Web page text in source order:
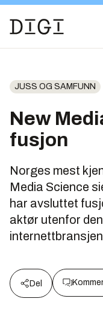
JUSS OG SAMFUNN
New
fusjon
Norges mest
Media Science
har avsluttet
aktør utenfor
Del